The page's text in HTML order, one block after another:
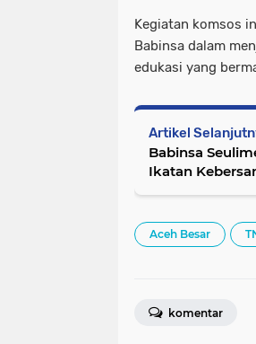
Kegiatan komsos
Babinsa dalam
edukasi yang
Artikel
Babinsa
Ikatan
Aceh Besar
komentar